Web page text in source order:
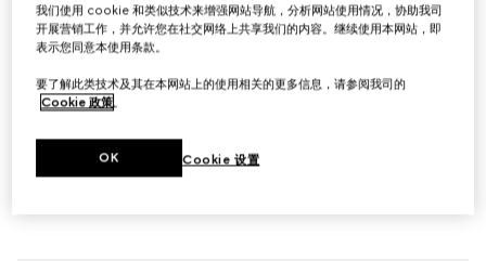
Gucci Porter系列登机箱保护套
A$450
我们使用 cookie 和类似技术来增强网站导航，分析网站使用情况，协助我司
开展营销工作，并允许您在社交网络上共享我们的内容。继续使用本网站，即
表示您同意本使用条款。
要了解此类技术及其在本网站上的使用相关的更多信息，请参阅我司的
Cookie 政策。
Cookie 设置
OK